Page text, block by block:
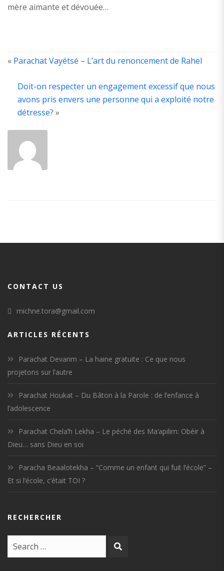
mère aimante et dévouée…
« Parachat Vayétsé – L’art du renoncement de Rahel
Doit-on respecter un engagement excessif que nous
avons pris envers une personne qui a exploité notre
détresse? »
ABOUT
THE
AUTHOR
CONTACT US
michne.tora@gmail.com
ARTICLES RÉCENTS
Parachat Devarim – La haine gratuite : Ce que nous
projetons sur l’autre
Parachat Houkat – Du Bâton à la Parole : de l’enfance à
l’adolescence
Parachat Chela’h Lekha – Le péché des Ma’apilim: Obéir à
Dieu… sans Dieu en soi
Paracha Beaalotekha – “Comme un enfant qui fuit l’école” –
Et si l’école, c’était TOI ?
RECHERCHER